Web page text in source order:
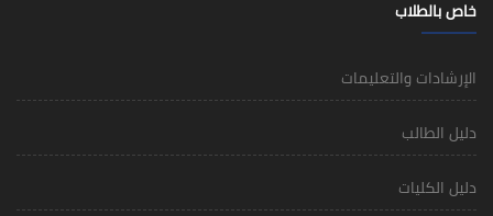
خاص بالطلاب
الإرشادات والتعليمات
دليل الطالب
دليل الكليات